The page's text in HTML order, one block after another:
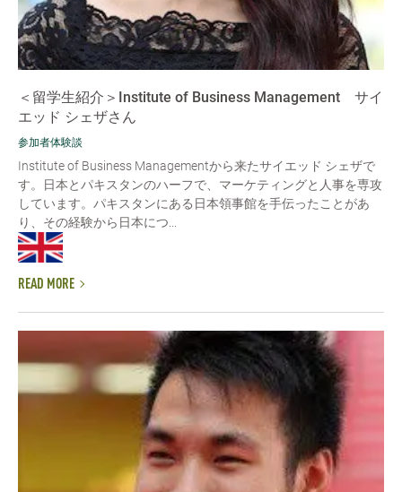
＜留学生紹介＞Institute of Business Management サイ
エッド シェザさん
参加者体験談
Institute of Business Managementから来たサイエッド シェザで
す。日本とパキスタンのハーフで、マーケティングと人事を専攻
しています。パキスタンにある日本領事館を手伝ったことがあ
り、その経験から日本につ...
READ MORE